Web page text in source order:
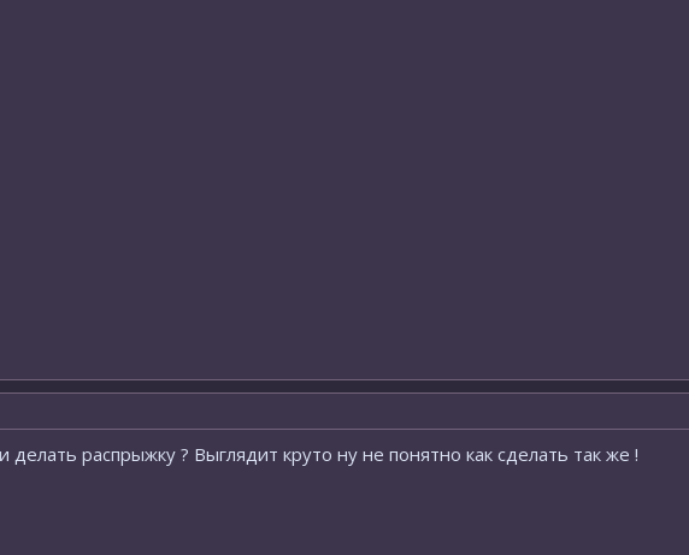
делать распрыжку ? Выглядит круто ну не понятно как сделать так же !